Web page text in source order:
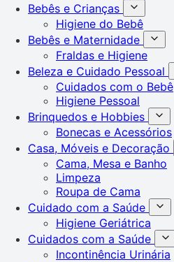
Bebês e Crianças
Higiene do Bebê
Bebês e Maternidade
Fraldas e Higiene
Beleza e Cuidado Pessoal
Cuidados com o Bebê
Higiene Pessoal
Brinquedos e Hobbies
Bonecas e Acessórios
Casa, Móveis e Decoração
Cama, Mesa e Banho
Limpeza
Roupa de Cama
Cuidado com a Saúde
Higiene Geriátrica
Cuidados com a Saúde
Incontinência Urinária